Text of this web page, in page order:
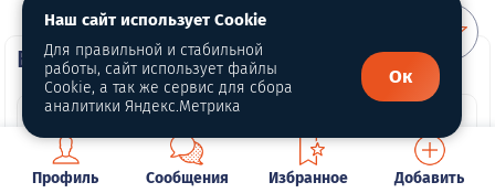
ВИП услуги
Профиль Сообщения Избранное Добавить
Наш сайт использует Cookie
Для правильной и стабильной
работы, сайт использует файлы
Cookie, а так же сервис для сбора
аналитики Яндекс.Метрика
Ок